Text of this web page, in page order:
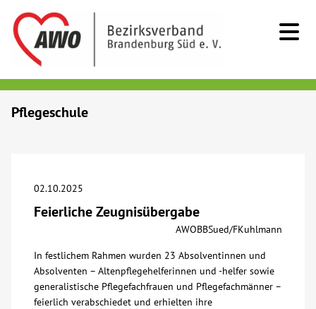
Beratung & Hilfe
Begegnung
Bildung
Pflegeschule
02.10.2025
Feierliche Zeugnisübergabe
AWOBBSued/FKuhlmann
In festlichem Rahmen wurden 23 Absolventinnen und
Absolventen – Altenpflegehelferinnen und -helfer sowie
generalistische Pflegefachfrauen und Pflegefachmänner –
feierlich verabschiedet und erhielten ihre